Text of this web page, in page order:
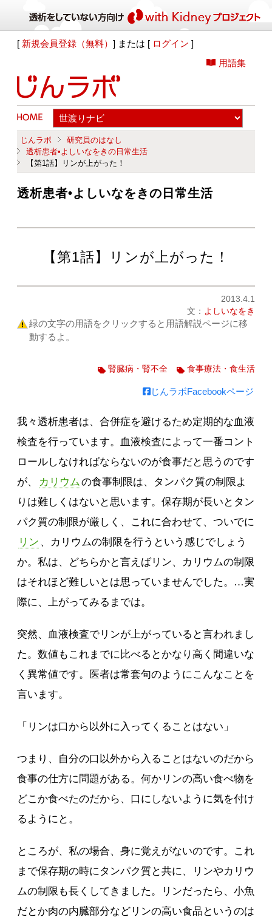
[ 新規会員登録（無料）] または [ ログイン ]
用語集
じんラボ
研究員のはなし
透析患者•よしいなをきの日常生活
【第1話】リンが上がった！
透析患者•よしいなをきの日常生活
【第1話】リンが上がった！
2013.4.1
文： よしいなをき
緑の文字の用語をクリックすると用語解説ページに移
動するよ。
腎臓病・腎不全 食事療法・食生活
じんラボFacebookページ
我々透析患者は、合併症を避けるため定期的な血液
検査を行っています。血液検査によって一番コント
ロールしなければならないのが食事だと思うのです
が、
カリウムの食事制限は、タンパク質の制限よ
りは難しくはないと思います。保存期が長いとタン
パク質の制限が厳しく、これに合わせて、ついでに
リン 、カリウムの制限を行うという感じでしょう
か。私は、どちらかと言えばリン、カリウムの制限
はそれほど難しいとは思っていませんでした。…実
際に、上がってみるまでは。
突然、血液検査でリンが上がっていると言われまし
た。数値もこれまでに比べるとかなり高く間違いな
く異常値です。医者は常套句のようにこんなことを
言います。
「リンは口から以外に入ってくることはない」
つまり、自分の口以外から入ることはないのだから
食事の仕方に問題がある。何かリンの高い食べ物を
どこか食べたのだから、口にしないように気を付け
るようにと。
ところが、私の場合、身に覚えがないのです。これ
まで保存期の時にタンパク質と共に、リンやカリウ
ムの制限も長くしてきました。リンだったら、小魚
だとか肉の内臓部分などリンの高い食品というのは